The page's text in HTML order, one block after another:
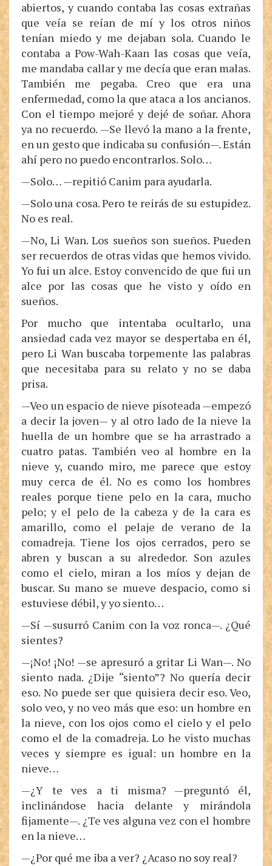
abiertos, y cuando contaba las cosas extrañas
que veía se reían de mí y los otros niños
tenían miedo y me dejaban sola. Cuando le
contaba a Pow-Wah-Kaan las cosas que veía,
me mandaba callar y me decía que eran malas.
También me pegaba. Creo que era una
enfermedad, como la que ataca a los ancianos.
Con el tiempo mejoré y dejé de soñar. Ahora
ya no recuerdo. —Se llevó la mano a la frente,
en un gesto que indicaba su confusión—. Están
ahí pero no puedo encontrarlos. Solo…
—Solo… —repitió Canim para ayudarla.
—Solo una cosa. Pero te reirás de su estupidez.
No es real.
—No, Li Wan. Los sueños son sueños. Pueden
ser recuerdos de otras vidas que hemos vivido.
Yo fui un alce. Estoy convencido de que fui un
alce por las cosas que he visto y oído en
sueños.
Por mucho que intentaba ocultarlo, una
ansiedad cada vez mayor se despertaba en él,
pero Li Wan buscaba torpemente las palabras
que necesitaba para su relato y no se daba
prisa.
—Veo un espacio de nieve pisoteada —empezó
a decir la joven— y al otro lado de la nieve la
huella de un hombre que se ha arrastrado a
cuatro patas. También veo al hombre en la
nieve y, cuando miro, me parece que estoy
muy cerca de él. No es como los hombres
reales porque tiene pelo en la cara, mucho
pelo; y el pelo de la cabeza y de la cara es
amarillo, como el pelaje de verano de la
comadreja. Tiene los ojos cerrados, pero se
abren y buscan a su alrededor. Son azules
como el cielo, miran a los míos y dejan de
buscar. Su mano se mueve despacio, como si
estuviese débil, y yo siento…
—Sí —susurró Canim con la voz ronca—. ¿Qué
sientes?
—¡No! ¡No! —se apresuró a gritar Li Wan—. No
siento nada. ¿Dije “siento”? No quería decir
eso. No puede ser que quisiera decir eso. Veo,
solo veo, y no veo más que eso: un hombre en
la nieve, con los ojos como el cielo y el pelo
como el de la comadreja. Lo he visto muchas
veces y siempre es igual: un hombre en la
nieve…
—¿Y te ves a ti misma? —preguntó él,
inclinándose hacia delante y mirándola
fijamente—. ¿Te ves alguna vez con el hombre
en la nieve…
—¿Por qué me iba a ver? ¿Acaso no soy real?